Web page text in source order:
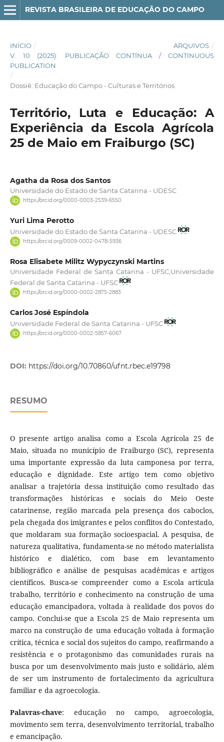
REVISTA BRASILEIRA DE EDUCAÇÃO DO CAMPO
INÍCIO / ARQUIVOS /
V. 10 (2025): PUBLICAÇÃO CONTÍNUA / CONTINUOUS
PUBLICATION
/
Dossiê: Educação do Campo - Culturas e Territórios
Território, Luta e Educação: A
Experiência da Escola Agrícola
25 de Maio em Fraiburgo (SC)
Agatha da Rosa dos Santos
Universidade do Estado de Santa Catarina - UDESC
https://orcid.org/0000-0003-2539-6550
Yuri Lima Perotto
Universidade do Estado de Santa Catarina - UDESC
https://orcid.org/0009-0002-0478-5936
Rosa Elisabete Militz Wypyczynski Martins
Universidade Federal de Santa Catarina - UFSC,Universidade
Federal de Santa Catarina - UFSC
https://orcid.org/0000-0002-2875-2883
Carlos José Espíndola
Universidade Federal de Santa Catarina - UFSC
https://orcid.org/0000-0002-5857-6067
DOI: https://doi.org/10.70860/ufnt.rbec.e19798
RESUMO
O presente artigo analisa como a Escola Agrícola 25 de
Maio, situada no município de Fraiburgo (SC), representa
uma importante expressão da luta camponesa por terra,
educação e dignidade. Este artigo tem como objetivo
analisar a trajetória dessa instituição como resultado das
transformações históricas e sociais do Meio Oeste
catarinense, região marcada pela presença dos caboclos,
pela chegada dos imigrantes e pelos conflitos do Contestado,
que moldaram sua formação socioespacial. A pesquisa, de
natureza qualitativa, fundamenta-se no método materialista
histórico e dialético, com base em levantamento
bibliográfico e análise de pesquisas acadêmicas e artigos
científicos. Busca-se compreender como a Escola articula
trabalho, território e conhecimento na construção de uma
educação emancipadora, voltada à realidade dos povos do
campo. Conclui-se que a Escola 25 de Maio representa um
marco na construção de uma educação voltada à formação
crítica, técnica e social dos sujeitos do campo, reafirmando a
resistência e o protagonismo das comunidades rurais na
busca por um desenvolvimento mais justo e solidário, além
de ser um instrumento de fortalecimento da agricultura
familiar e da agroecologia.
Palavras-chave: educação no campo, agroecologia,
movimento sem terra, desenvolvimento territorial, trabalho
e emancipação.